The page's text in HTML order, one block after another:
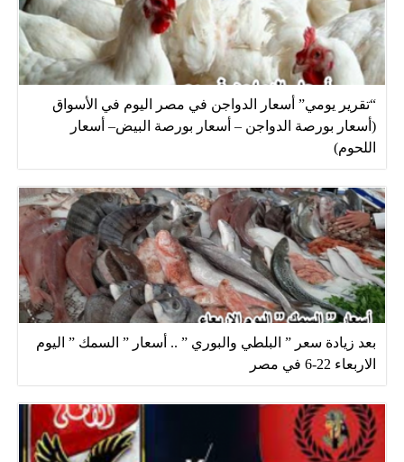
“تقرير يومي” أسعار الدواجن في مصر اليوم في الأسواق
(أسعار بورصة الدواجن – أسعار بورصة البيض– أسعار
اللحوم)
بعد زيادة سعر ” البلطي والبوري ” .. أسعار ” السمك ” اليوم
الاربعاء 22-6 في مصر